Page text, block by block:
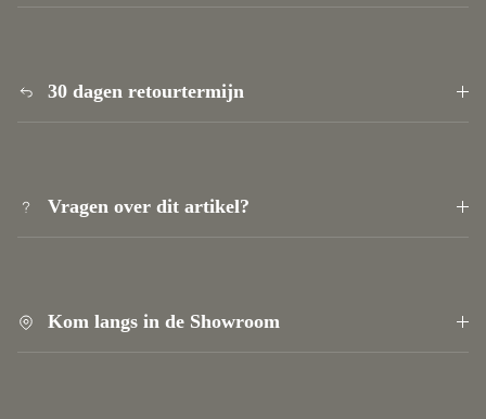
30 dagen retourtermijn
Vragen over dit artikel?
Kom langs in de Showroom